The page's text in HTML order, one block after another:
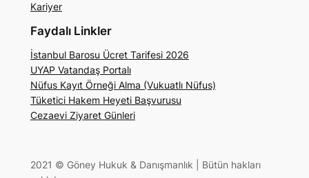
Kariyer
Faydalı Linkler
İstanbul Barosu Ücret Tarifesi 2026
UYAP Vatandaş Portalı
Nüfus Kayıt Örneği Alma (Vukuatlı Nüfus)
Tüketici Hakem Heyeti Başvurusu
Cezaevi Ziyaret Günleri
2021 © Göney Hukuk & Danışmanlık | Bütün hakları